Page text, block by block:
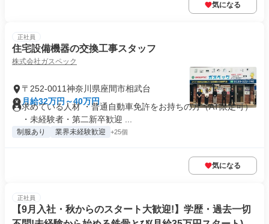
気になる
正社員
住宅設備機器の交換工事スタッフ
株式会社ガスペック
〒252-0011神奈川県座間市相武台
月給32万円～40万円
求めている人材 ・普通自動車免許をお持ちの方（AT限定可）
・未経験者・第二新卒歓迎 ...
制服あり 業界未経験歓迎 +25個
気になる
正社員
【9月入社・秋からのスタート大歓迎!】学歴・過去一切